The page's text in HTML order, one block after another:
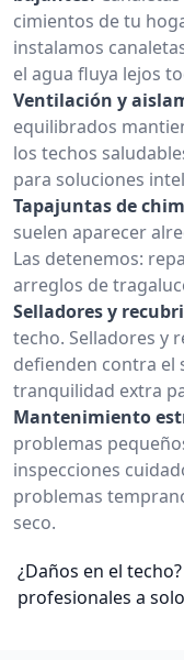
cimientos de tu
instalamos
el agua fluya lejos
Ventilación y
equilibrados
los techos
para soluciones
Tapajuntas de
suelen aparecer
Las detenemos:
arreglos de
Selladores y
techo. Selladores y
defienden contra el
tranquilidad extra
Mantenimiento
problemas
inspecciones
problemas
seco.
¿Daños en el
profesionales a